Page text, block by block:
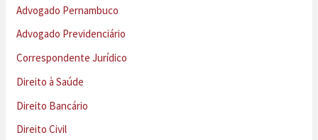
Advogado Pernambuco
Advogado Previdenciário
Correspondente Jurídico
Direito à Saúde
Direito Bancário
Direito Civil